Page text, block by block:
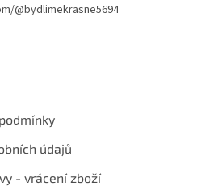
@bydlimekrasne5694
údajů
- vrácení zboží